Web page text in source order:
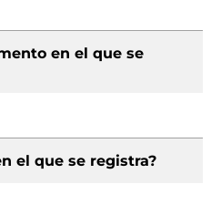
en el que se
el que se registra?